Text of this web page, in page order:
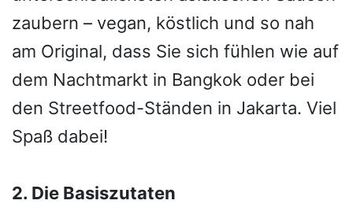
zaubern – vegan, köstlich und so nah
am Original, dass Sie sich fühlen wie auf
dem Nachtmarkt in Bangkok oder bei
den Streetfood-Ständen in Jakarta. Viel
Spaß dabei!
2. Die Basiszutaten